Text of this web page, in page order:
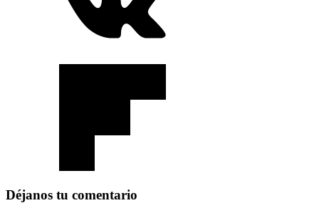
Déjanos tu comentario